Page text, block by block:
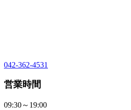
042-362-4531
営業時間
09:30～19:00